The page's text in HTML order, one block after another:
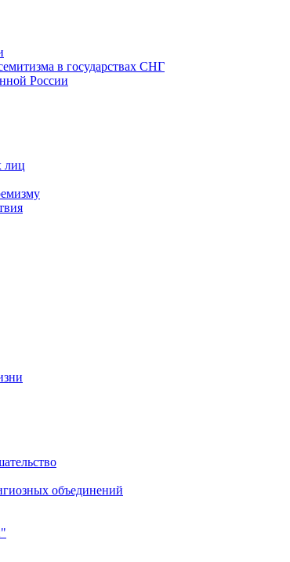
в государствах СНГ
России
лиц
объединений